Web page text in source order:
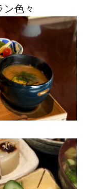
色々